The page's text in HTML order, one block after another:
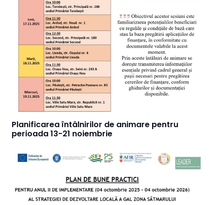
Planificarea întâlnirilor de animare pentru
perioada 13-21 noiembrie